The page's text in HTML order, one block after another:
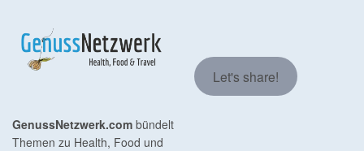
GenussNetzwerk.com bündelt
Themen zu Health, Food und
Let's share!